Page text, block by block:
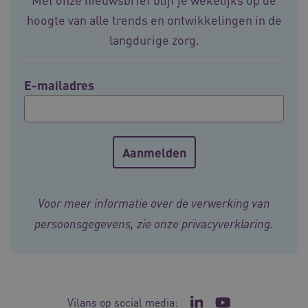
hoogte van alle trends en ontwikkelingen in de
langdurige zorg.
E-mailadres
Voor meer informatie over de verwerking van
persoonsgegevens, zie onze privacyverklaring.
Vilans op social media:
.vilans.nl